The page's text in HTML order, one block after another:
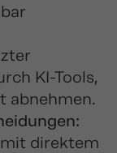
KI-Tools,
abnehmen.
direktem